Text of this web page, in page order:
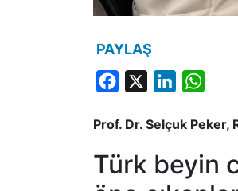
PAYLAŞ
Facebook LinkedIn
Prof. Dr. Selçuk Peker,
Türk beyin